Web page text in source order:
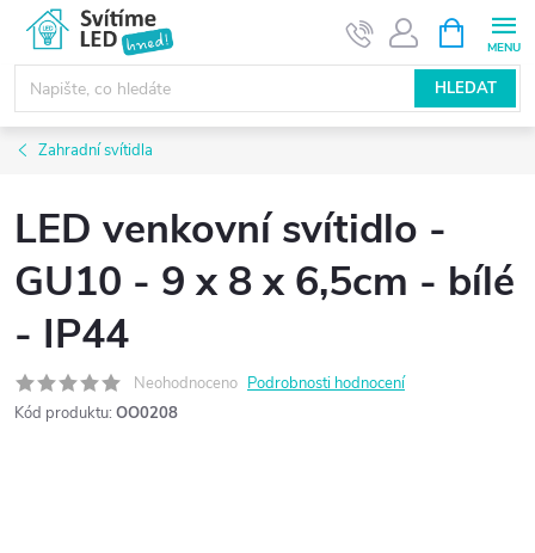
obsah
HLEDAT
NÁKUPNÍ
KOŠÍK
Zahradní svítidla
LED venkovní svítidlo -
GU10 - 9 x 8 x 6,5cm - bílé
- IP44
Neohodnoceno Podrobnosti hodnocení
Kód produktu: OO0208